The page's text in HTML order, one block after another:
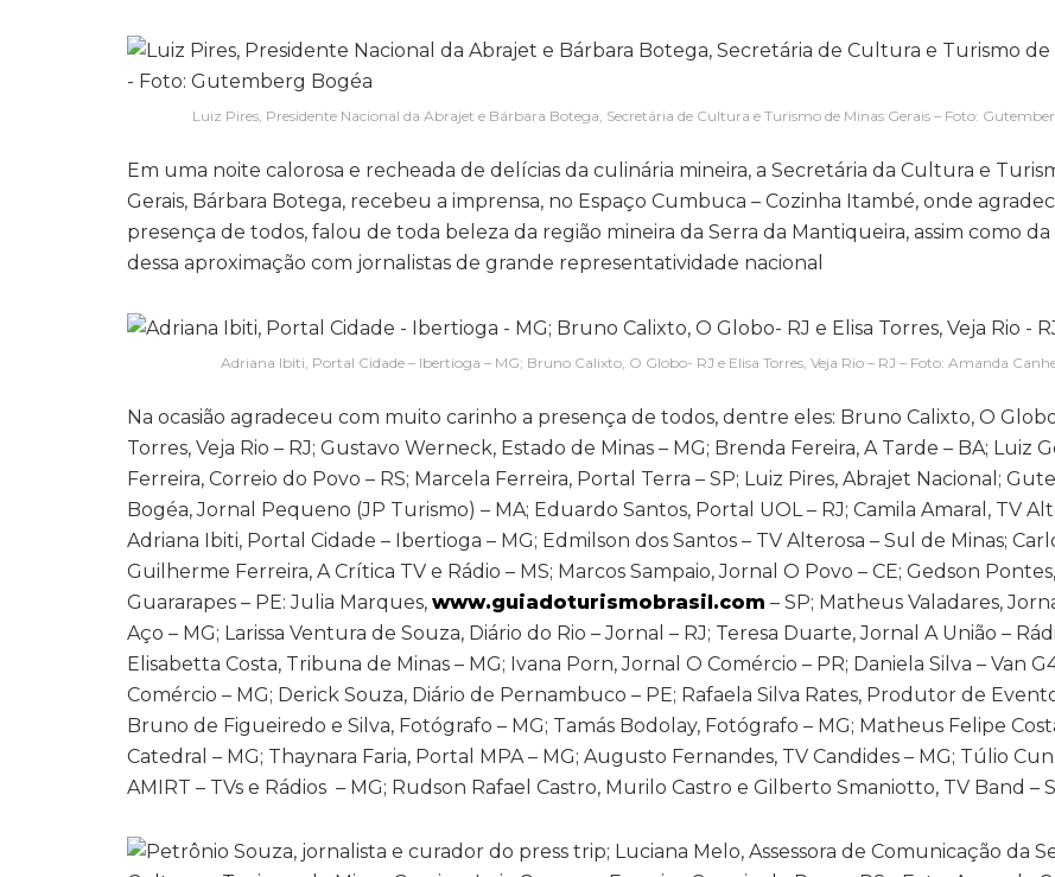
Luiz Pires, Presidente Nacional da Abrajet e Bárbara Botega, Secretária de Cultura e Turismo de Minas Gerais – Foto:
Em uma noite calorosa e recheada de delícias da culinária mineira, a Secretária da Cultura e
Gerais, Bárbara Botega, recebeu a imprensa, no Espaço Cumbuca – Cozinha Itambé, onde
presença de todos, falou de toda beleza da região mineira da Serra da Mantiqueira, assim como
dessa aproximação com jornalistas de grande representatividade nacional
Adriana Ibiti, Portal Cidade – Ibertioga – MG; Bruno Calixto, O Globo- RJ e Elisa Torres, Veja Rio – RJ – Foto: Amanda
Na ocasião agradeceu com muito carinho a presença de todos, dentre eles: Bruno Calixto, O
Torres, Veja Rio – RJ; Gustavo Werneck, Estado de Minas – MG; Brenda Fereira, A Tarde – BA; Luiz
Ferreira, Correio do Povo – RS; Marcela Ferreira, Portal Terra – SP; Luiz Pires, Abrajet Nacional;
Bogéa, Jornal Pequeno (JP Turismo) – MA; Eduardo Santos, Portal UOL – RJ; Camila Amaral, TV
Adriana Ibiti, Portal Cidade – Ibertioga – MG; Edmilson dos Santos – TV Alterosa – Sul de Minas;
Guilherme Ferreira, A Crítica TV e Rádio – MS; Marcos Sampaio, Jornal O Povo – CE; Gedson
Guararapes – PE: Julia Marques, www.guiadoturismobrasil.com – SP; Matheus Valadares,
Aço – MG; Larissa Ventura de Souza, Diário do Rio – Jornal – RJ; Teresa Duarte, Jornal A União –
Elisabetta Costa, Tribuna de Minas – MG; Ivana Porn, Jornal O Comércio – PR; Daniela Silva – Van
Comércio – MG; Derick Souza, Diário de Pernambuco – PE; Rafaela Silva Rates, Produtor de
Bruno de Figueiredo e Silva, Fotógrafo – MG; Tamás Bodolay, Fotógrafo – MG; Matheus Felipe
Catedral – MG; Thaynara Faria, Portal MPA – MG; Augusto Fernandes, TV Candides – MG; Túlio
AMIRT – TVs e Rádios – MG; Rudson Rafael Castro, Murilo Castro e Gilberto Smaniotto, TV Band –